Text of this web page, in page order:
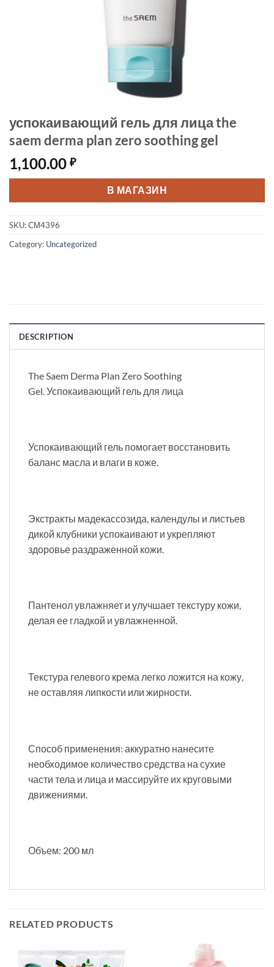
успокаивающий гель для лица the
saem derma plan zero soothing gel
1,100.00 ₽
В МАГАЗИН
SKU:СМ4396
Category: Uncategorized
DESCRIPTION
The Saem Derma Plan Zero Soothing
Gel. Успокаивающий гель для лица
Успокаивающий гель помогает восстановить
баланс масла и влаги в коже.
Экстракты мадекассозида, календулы и листьев
дикой клубники успокаивают и укрепляют
здоровье раздраженной кожи.
Пантенол увлажняет и улучшает текстуру кожи,
делая ее гладкой и увлажненной.
Текстура гелевого крема легко ложится на кожу,
не оставляя липкости или жирности.
Способ применения: аккуратно нанесите
необходимое количество средства на сухие
части тела и лица и массируйте их круговыми
движениями.
Объем: 200 мл
RELATED PRODUCTS